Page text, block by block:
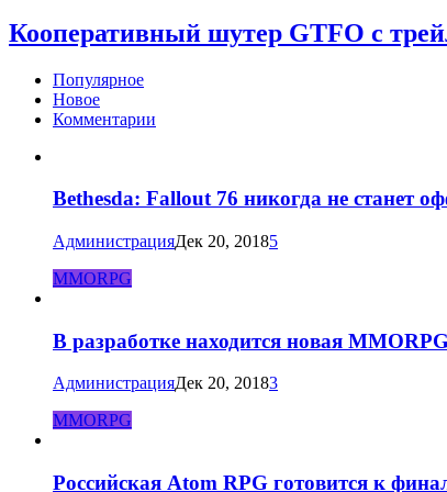
Кооперативный шутер GTFO с
Популярное
Новое
Комментарии
Bethesda: Fallout 76 никогда не станет
АдминистрацияДек 20, 20185
MMORPG
В разработке находится новая
АдминистрацияДек 20, 20183
MMORPG
Российская Atom RPG готовится к